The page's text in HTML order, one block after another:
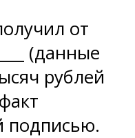
от
(данные
рублей
подписью.